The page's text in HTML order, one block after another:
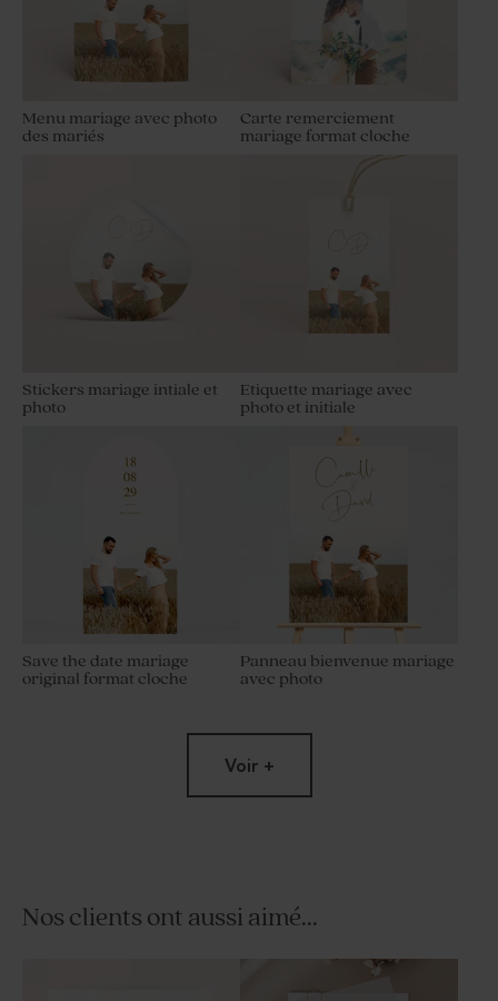
Menu mariage avec photo
des mariés
Carte remerciement
mariage format cloche
Stickers mariage intiale et
photo
Etiquette mariage avec
photo et initiale
Save the date mariage
original format cloche
Panneau bienvenue mariage
avec photo
Rond de serviette mariage
calque avec photo
Voir +
Nos clients ont aussi aimé...